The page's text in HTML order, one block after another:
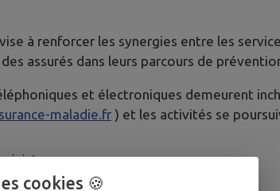
à renforcer les synergies entre les
assurés dans leurs parcours de
et électroniques demeurent
maladie.fr ) et les activités se
jointe
cookies 🍪